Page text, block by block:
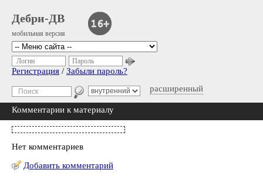
Дебри-ДВ
мобильная версия
расширенный
Логин Пароль
Регистрация / Забыли пароль?
Комментарии к материалу
Нет комментариев
Добавить комментарий